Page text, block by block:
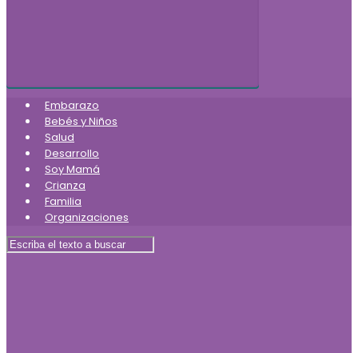
Embarazo
Bebés y Niños
Salud
Desarrollo
Soy Mamá
Crianza
Familia
Organizaciones